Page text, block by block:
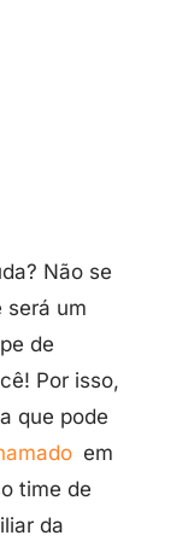
Não se
será um
de
Por isso,
que pode
em
time de
da